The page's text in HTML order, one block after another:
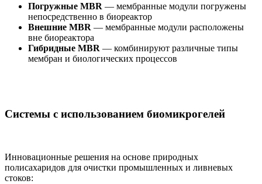
Погружные MBR — мембранные модули погружены
непосредственно в биореактор
Внешние MBR — мембранные модули расположены
вне биореактора
Гибридные MBR — комбинируют различные типы
мембран и биологических процессов
Системы с использованием биомикрогелей
Инновационные решения на основе природных
полисахаридов для очистки промышленных и ливневых
стоков: